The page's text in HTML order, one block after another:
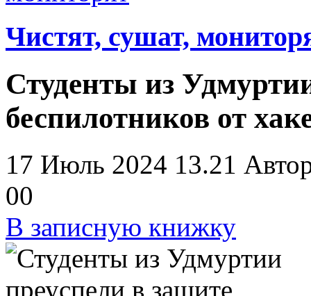
Чистят, сушат,
Студенты из
беспилотников от
17 Июль 2024 13.21
00
В записную книжку